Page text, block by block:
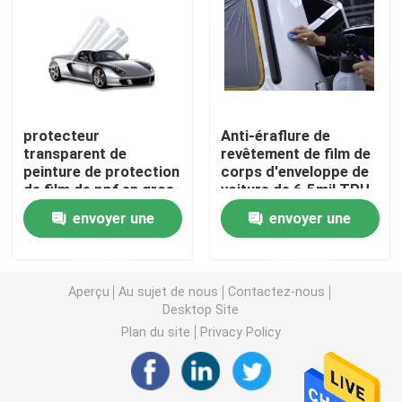
film de voiture de tpu
Film de teinte de fenêtre
Film incassable de fenêtre
Petit pain de film de PPF
Enveloppe de voiture de PPF
protecteur
transparent de
peinture de protection
de film de ppf en gros
de tpu enveloppant le
film protecteur de
revêtement de voiture
envoyer une
Anti-éraflure de
revêtement de film de
corps d'enveloppe de
voiture de 6.5mil TPU
PPF
envoyer une
Aperçu Au sujet de nous
Contactez-nous
Desktop Site
Plan du site
Privacy Policy